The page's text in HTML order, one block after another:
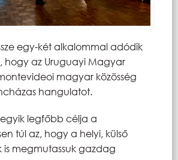
egy-két alkalommal adódik
hogy az Uruguayi Magyar
magyar közösség
hangulatot.
legfőbb célja a
túl az, hogy a helyi, külső
megmutassuk gazdag